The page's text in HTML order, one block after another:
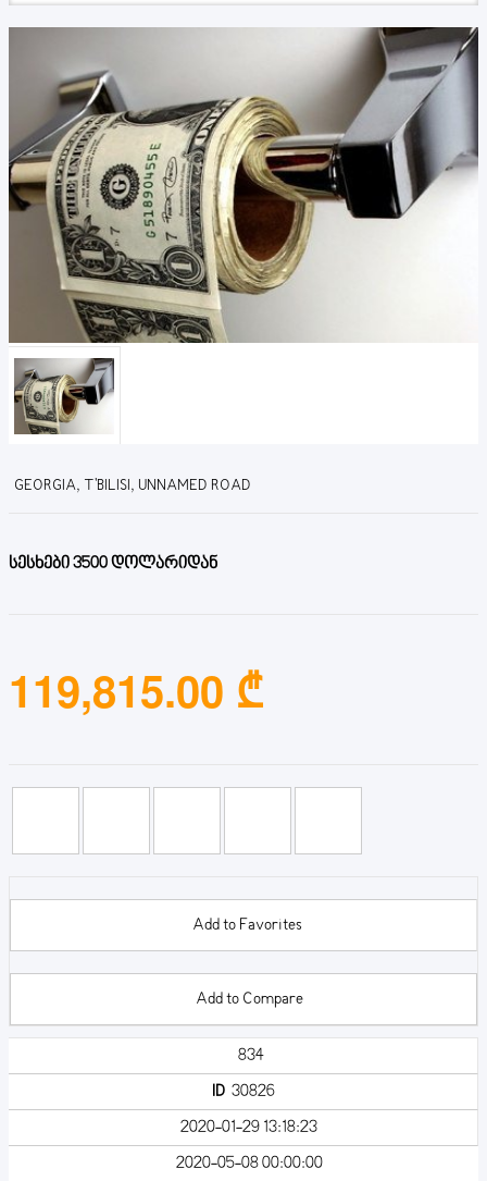
GEORGIA, T'BILISI, UNNAMED ROAD
სესხები 3500 დოლარიდან
119,815.00 ₾
Add to Favorites
Add to Compare
834
ID30826
2020-01-29 13:18:23
2020-05-08 00:00:00